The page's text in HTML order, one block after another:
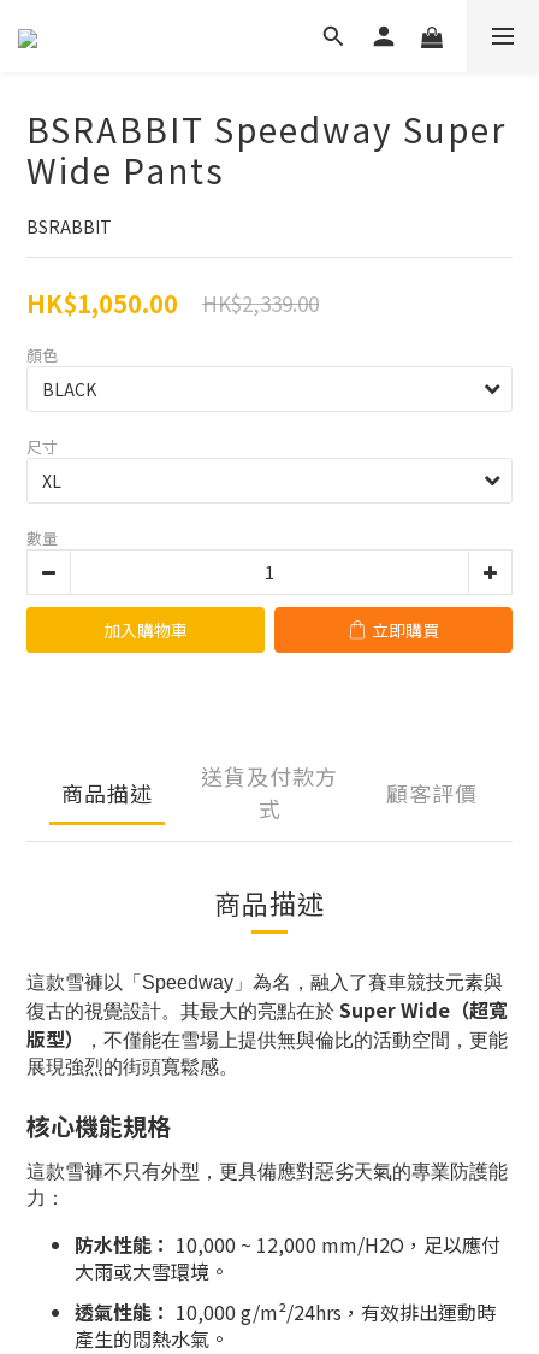
BSRABBIT Speedway Super
Wide Pants
BSRABBIT
HK$1,050.00 HK$2,339.00
顏色
尺寸
數量
加入購物車 立即購買
商品描述
送貨及付款方
式
顧客評價
商品描述
這款雪褲以「Speedway」為名，融入了賽車競技元素與
復古的視覺設計。其最大的亮點在於 Super Wide（超寬
版型）
，不僅能在雪場上提供無與倫比的活動空間，更能
展現強烈的街頭寬鬆感。
核心機能規格
這款雪褲不只有外型，更具備應對惡劣天氣的專業防護能
力：
防水性能： 10,000 ~ 12,000 mm/H2O，足以應付
大雨或大雪環境。
透氣性能： 10,000 g/m²/24hrs，有效排出運動時
產生的悶熱水氣。